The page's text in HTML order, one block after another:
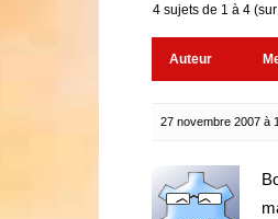
4 sujets de 1 à 4
Auteur
27 novembre 2007 à